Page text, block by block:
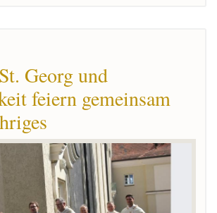
Georg und
feiern gemeinsam